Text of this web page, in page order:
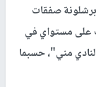
صفقات
على مستواي في
مني"، حسبما